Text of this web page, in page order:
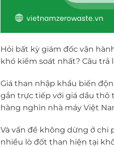
Hỏi bất kỳ giám đốc vận
khó kiểm soát nhất? Câu trả
Giá than nhập khẩu biến
gắn trực tiếp với giá dầu thô
hàng nghìn nhà máy Việt
Và vấn đề không dừng ở chi
nhiều lò đốt than hiện tại